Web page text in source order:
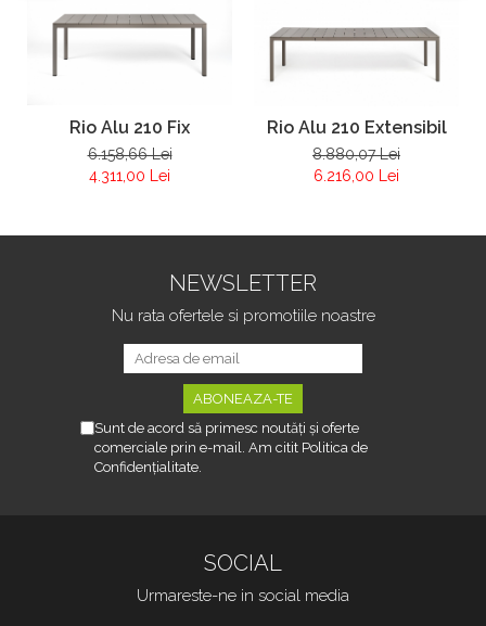
Rio Alu 210 Fix
6.158,66 Lei
4.311,00 Lei
Rio Alu 210 Extensibil
8.880,07 Lei
6.216,00 Lei
NEWSLETTER
Nu rata ofertele si promotiile noastre
Sunt de acord să primesc noutăți și oferte
comerciale prin e-mail. Am citit Politica de
Confidențialitate.
SOCIAL
Urmareste-ne in social media